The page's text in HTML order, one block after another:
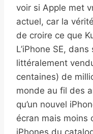
voir si Apple met
actuel, car la
de croire ce que
L’iPhone SE,
littéralement
centaines) de
monde au fil des
qu’un nouvel
écran mais moins